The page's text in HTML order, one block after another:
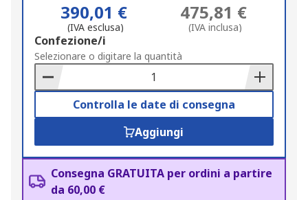
390,01 €
(IVA esclusa)
475,81 €
(IVA inclusa)
Add
to
Basket
Confezione/i
Selezionare o digitare la quantità
Controlla le date di consegna
Aggiungi
Consegna GRATUITA per ordini a partire
da 60,00 €